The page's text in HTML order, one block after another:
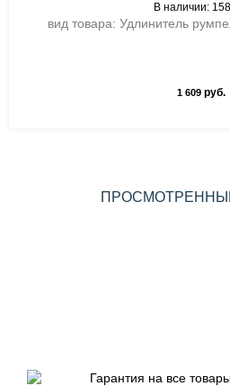
В наличии:
вид товара: Удлинитель
1 609 руб.
Гарантия на все